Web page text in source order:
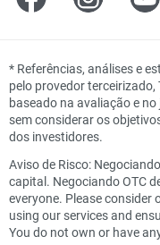
* Referências, análises e
pelo provedor
baseado na avaliação e
sem considerar os
dos investidores.
Aviso de Risco:
capital. Negociando OTC
everyone. Please consider
using our services and
You do not own or have